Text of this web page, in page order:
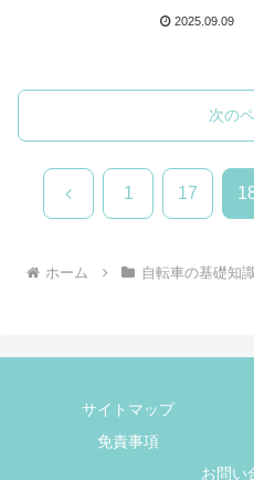
2025.09.09
次の
前 1 17
ホーム 自転車の基礎知
サイトマップ
免責事項
お問い